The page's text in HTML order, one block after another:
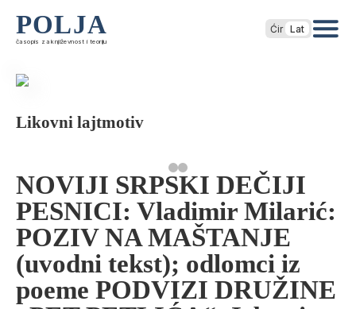
POLJA
časopis za književnost i teoriju
Ćir Lat
Likovni lajtmotiv
NOVIJI SRPSKI DEČIJI
PESNICI: Vladimir Milarić:
POZIV NA MAŠTANJE
(uvodni tekst); odlomci iz
poeme PODVIZI DRUŽINE